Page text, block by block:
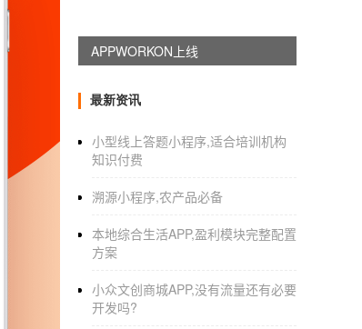
智能证件照小程序开发
1.需求分类。不同类型的证书对照片有不同
2.照片修改。很多人觉得自己的证件照“丑”
只需等待一定时间后会收到打印好的身份证照
能。用户如果比较有定位，可以直接去店里打
APPWORKON上线
最新资讯
小型线上答题小程序,适合培训机构
知识付费
溯源小程序,农产品必备
本地综合生活APP,盈利模块完整配置
方案
小众文创商城APP,没有流量还有必要
开发吗?